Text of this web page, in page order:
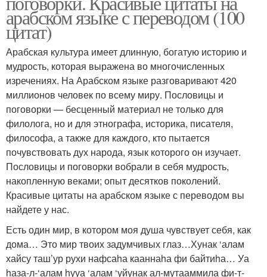
арабском языке с переводом (100
цитат)
Арабская культура имеет длинную, богатую историю и
мудрость, которая выражена во многочисленных
изречениях. На Арабском языке разговаривают 420
миллионов человек по всему миру. Пословицы и
поговорки — бесценный материал не только для
филолога, но и для этнографа, историка, писателя,
философа, а также для каждого, кто пытается
почувствовать дух народа, язык которого он изучает.
Пословицы и поговорки вобрали в себя мудрость,
накопленную веками; опыт десятков поколений.
Красивые цитаты на арабском языке с переводом вы
найдете у нас.
Есть один мир, в котором моя душа чувствует себя, как
дома… Это мир твоих задумчивых глаз…Хунак ‘алам
хайсу таш’ур рухи нафсаhа кааннаhа фи байтиhа… Уа
hаза-л-‘алам hууа ‘алам ‘уйунак ал-мутааммила фи-т-